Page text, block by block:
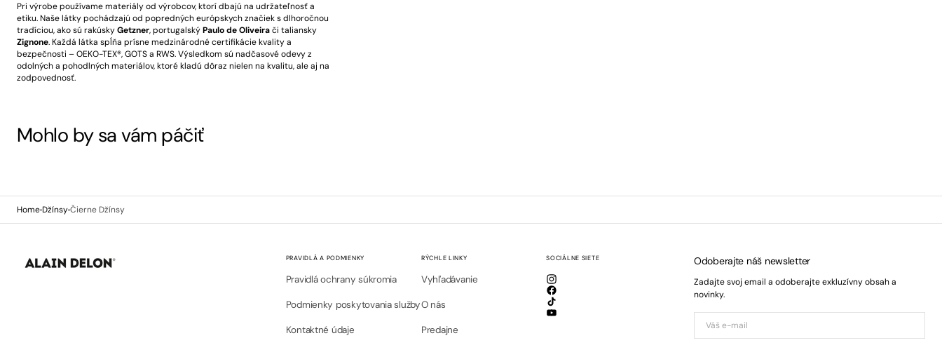
Pri výrobe používame materiály od výrobcov, ktorí dbajú na udržateľnosť a
etiku. Naše látky pochádzajú od popredných európskych značiek s dlhoročnou
tradíciou, ako sú rakúskyGetzner, portugalskýPaulo de Oliveirači taliansky
Zignone. Každá látka spĺňa prísne medzinárodné certifikácie kvality a
bezpečnosti – OEKO-TEX®, GOTS a RWS. Výsledkom sú nadčasové odevy z
odolných a pohodlných materiálov, ktoré kladú dôraz nielen na kvalitu, ale aj na
zodpovednosť.
Mohlo by sa vám páčiť
HomeDžínsyČierne Džínsy
PRAVIDLÁ A PODMIENKY
Pravidlá ochrany súkromia
Podmienky poskytovania služby
Kontaktné údaje
RÝCHLE LINKY
Vyhľadávanie
O nás
Predajne
SOCIÁLNE SIETE
Instagram
Facebook
TikTok
YouTube
Odoberajte náš newsletter
Zadajte svoj email a odoberajte exkluzívny obsah a
novinky.